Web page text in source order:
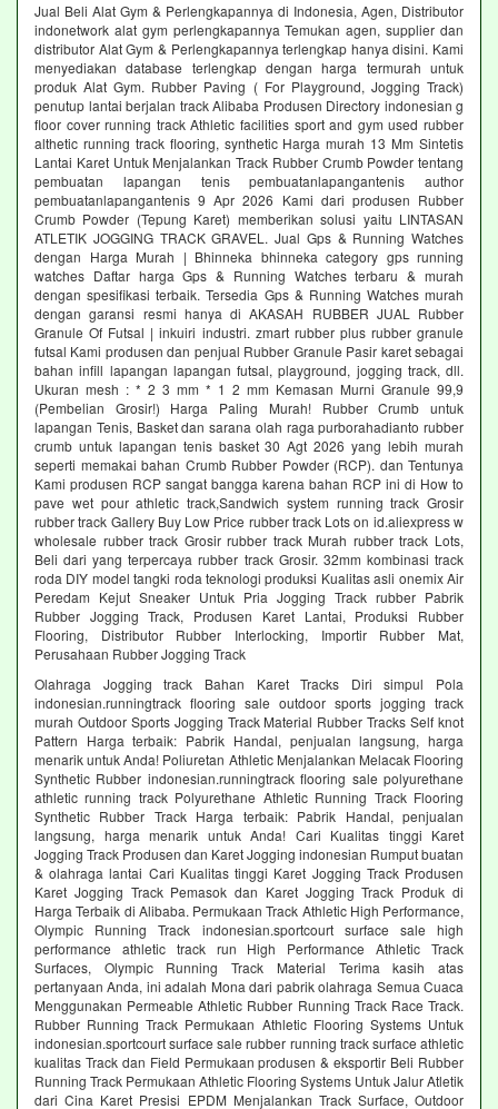
Jual Beli Alat Gym & Perlengkapannya di Indonesia, Agen, Distributor
indonetwork alat gym perlengkapannya Temukan agen, supplier dan
distributor Alat Gym & Perlengkapannya terlengkap hanya disini. Kami
menyediakan database terlengkap dengan harga termurah untuk
produk Alat Gym. Rubber Paving ( For Playground, Jogging Track)
penutup lantai berjalan track Alibaba Produsen Directory indonesian g
floor cover running track Athletic facilities sport and gym used rubber
althetic running track flooring, synthetic Harga murah 13 Mm Sintetis
Lantai Karet Untuk Menjalankan Track Rubber Crumb Powder tentang
pembuatan lapangan tenis pembuatanlapangantenis author
pembuatanlapangantenis 9 Apr 2026 Kami dari produsen Rubber
Crumb Powder (Tepung Karet) memberikan solusi yaitu LINTASAN
ATLETIK JOGGING TRACK GRAVEL. Jual Gps & Running Watches
dengan Harga Murah | Bhinneka bhinneka category gps running
watches Daftar harga Gps & Running Watches terbaru & murah
dengan spesifikasi terbaik. Tersedia Gps & Running Watches murah
dengan garansi resmi hanya di AKASAH RUBBER JUAL Rubber
Granule Of Futsal | inkuiri industri. zmart rubber plus rubber granule
futsal Kami produsen dan penjual Rubber Granule Pasir karet sebagai
bahan infill lapangan lapangan futsal, playground, jogging track, dll.
Ukuran mesh : * 2 3 mm * 1 2 mm Kemasan Murni Granule 99,9
(Pembelian Grosir!) Harga Paling Murah! Rubber Crumb untuk
lapangan Tenis, Basket dan sarana olah raga purborahadianto rubber
crumb untuk lapangan tenis basket 30 Agt 2026 yang lebih murah
seperti memakai bahan Crumb Rubber Powder (RCP). dan Tentunya
Kami produsen RCP sangat bangga karena bahan RCP ini di How to
pave wet pour athletic track,Sandwich system running track Grosir
rubber track Gallery Buy Low Price rubber track Lots on id.aliexpress w
wholesale rubber track Grosir rubber track Murah rubber track Lots,
Beli dari yang terpercaya rubber track Grosir. 32mm kombinasi track
roda DIY model tangki roda teknologi produksi Kualitas asli onemix Air
Peredam Kejut Sneaker Untuk Pria Jogging Track rubber Pabrik
Rubber Jogging Track, Produsen Karet Lantai, Produksi Rubber
Flooring, Distributor Rubber Interlocking, Importir Rubber Mat,
Perusahaan Rubber Jogging Track
Olahraga Jogging track Bahan Karet Tracks Diri simpul Pola
indonesian.runningtrack flooring sale outdoor sports jogging track
murah Outdoor Sports Jogging Track Material Rubber Tracks Self knot
Pattern Harga terbaik: Pabrik Handal, penjualan langsung, harga
menarik untuk Anda! Poliuretan Athletic Menjalankan Melacak Flooring
Synthetic Rubber indonesian.runningtrack flooring sale polyurethane
athletic running track Polyurethane Athletic Running Track Flooring
Synthetic Rubber Track Harga terbaik: Pabrik Handal, penjualan
langsung, harga menarik untuk Anda! Cari Kualitas tinggi Karet
Jogging Track Produsen dan Karet Jogging indonesian Rumput buatan
& olahraga lantai Cari Kualitas tinggi Karet Jogging Track Produsen
Karet Jogging Track Pemasok dan Karet Jogging Track Produk di
Harga Terbaik di Alibaba. Permukaan Track Athletic High Performance,
Olympic Running Track indonesian.sportcourt surface sale high
performance athletic track run High Performance Athletic Track
Surfaces, Olympic Running Track Material Terima kasih atas
pertanyaan Anda, ini adalah Mona dari pabrik olahraga Semua Cuaca
Menggunakan Permeable Athletic Rubber Running Track Race Track.
Rubber Running Track Permukaan Athletic Flooring Systems Untuk
indonesian.sportcourt surface sale rubber running track surface athletic
kualitas Track dan Field Permukaan produsen & eksportir Beli Rubber
Running Track Permukaan Athletic Flooring Systems Untuk Jalur Atletik
dari Cina Karet Presisi EPDM Menjalankan Track Surface, Outdoor